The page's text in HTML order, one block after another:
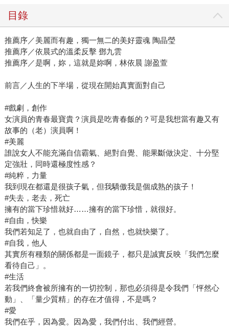
目錄
推薦序／美麗而有趣，獨一無二的美好靈魂 陶晶瑩
推薦序／依晨式的溫柔反擊 鄧九雲
推薦序／是啊，妳，這就是妳啊，林依晨 謝盈萱
前言／人生的下半場，從現在開始真實面對自己
#戲劇，創作
女演員的青春最寶貴？演員是吃青春飯的？可是我想當有趣又有
故事的（老）演員啊！
#美麗
誰說女人不能充滿自信霸氣、絕對自覺、能果斷做決定、十分堅
定強壯，同時還極度性感？
#純粹，力量
我到現在都還是很孩子氣，但我驕傲我是個成熟的孩子！
#失去，老去，死亡
擁有的當下珍惜就好……擁有的當下珍惜，就很好。
#自由，快樂
我們若知足了，也就自由了，自然，也就快樂了。
#自我，他人
其實所有種類的關係都是一面鏡子，都只是誠實反映「我們怎麼
看待自己」。
#生活
若我們終會被所擁有的一切控制，那也必須得是令我們「怦然心
動」、「量少質精」的存在才值得，不是嗎？
#愛
我們在乎，因為愛。因為愛，我們付出、我們經營。